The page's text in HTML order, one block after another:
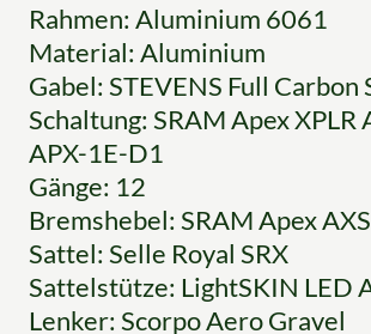
Rahmen: Aluminium 6061
Material: Aluminium
Gabel: STEVENS Full Carbon
Schaltung: SRAM Apex XPLR
APX-1E-D1
Gänge: 12
Bremshebel: SRAM Apex
Sattel: Selle Royal SRX
Sattelstütze: LightSKIN LED
Lenker: Scorpo Aero Gravel